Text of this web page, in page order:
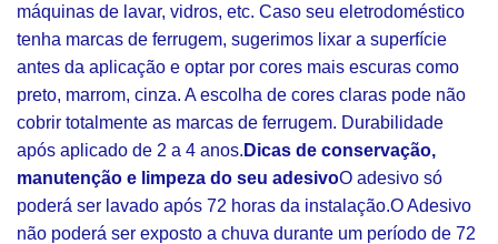
máquinas de lavar, vidros, etc. Caso seu eletrodoméstico
tenha marcas de ferrugem, sugerimos lixar a superfície
antes da aplicação e optar por cores mais escuras como
preto, marrom, cinza. A escolha de cores claras pode não
cobrir totalmente as marcas de ferrugem. Durabilidade
após aplicado de 2 a 4 anos. Dicas de conservação,
manutenção e limpeza do seu adesivoO adesivo só
poderá ser lavado após 72 horas da instalação.O Adesivo
não poderá ser exposto a chuva durante um período de 72